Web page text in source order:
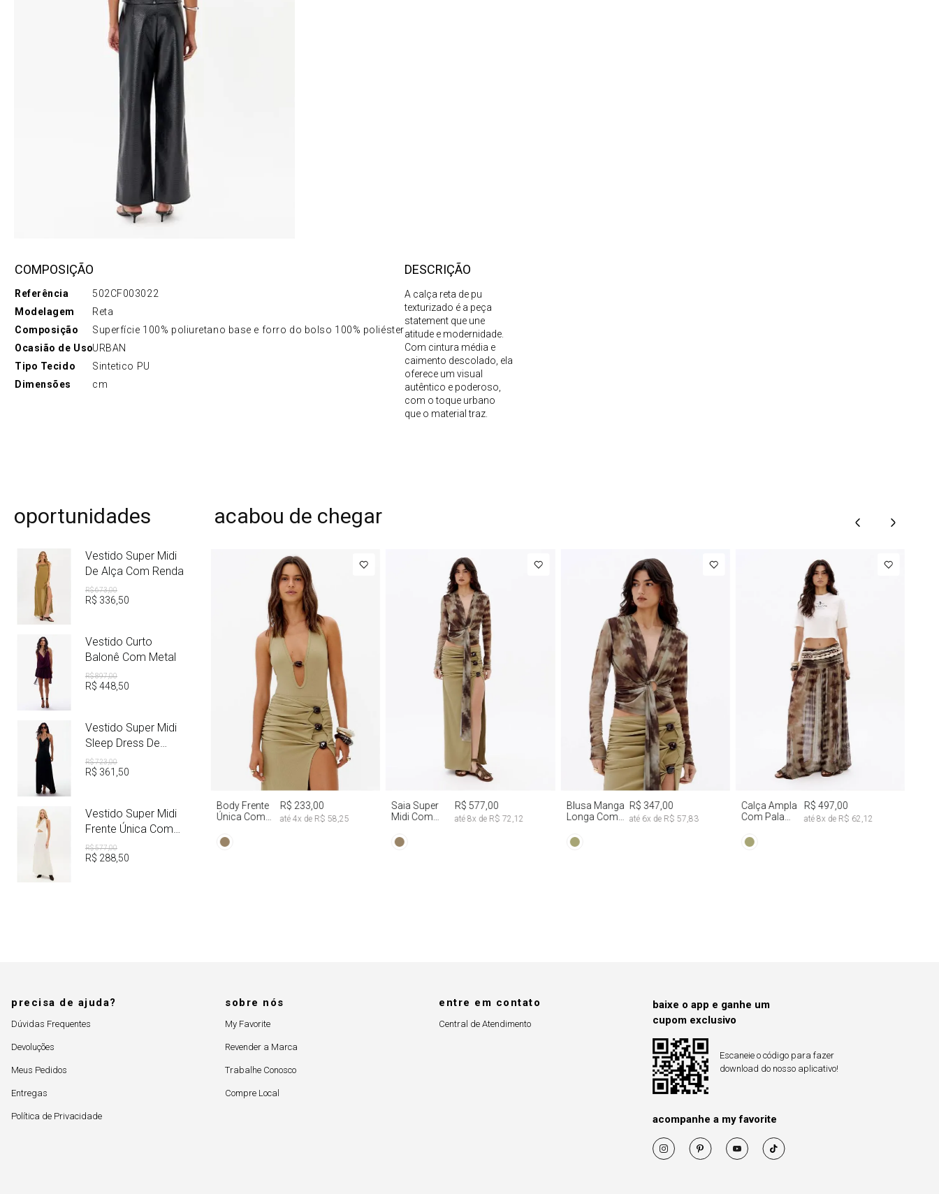
COMPOSIÇÃO
Referência
502CF003022
Modelagem
Reta
Composição
Superfície 100% poliuretano base e forro do bolso 100% poliéster
Ocasião de UsoURBAN
Tipo Tecido
Sintetico PU
Dimensões
cm
DESCRIÇÃO
A calça reta de pu
texturizado é a peça
statement que une
atitude e modernidade.
Com cintura média e
caimento descolado, ela
oferece um visual
autêntico e poderoso,
com o toque urbano
que o material traz.
oportunidades
Vestido Super Midi
De Alça Com Renda
R$673,00
R$ 336 50
Vestido Curto
Balonê Com Metal
R$897,00
R$ 448, 50
Vestido Super Midi
Sleep Dress De
Cetim Com Metal
R$723,00
R$ 361 50
Vestido Super Midi
Frente Única Com
Linho
R$577,00
R$ 288, 50
acabou de chegar
Body Frente
Única Com
R$ 233,00
até 4x de R$ 58,25
M
Saia Super
Midi Com
Lateral
R$ 577,00
até 8x de R$ 72,12
PP M G
Blusa Manga
Longa Com
Dye
R$ 347,00
até 6x de R$ 57,83
M G
Calça Ampla
Com Pala
Dye
R$ 497,00
até8x deR$ 62,12
precisa de ajuda?
Dúvidas Frequentes
Devoluções
Meus Pedidos
Entregas
Política de Privacidade
sobre nós
My Favorite
Revender a Marca
Trabalhe Conosco
Compre Local
entre em contato
Central de Atendimento
baixe o app e ganhe um
cupom exclusivo
Escaneie o código para fazer
download do nosso aplicativo!
acompanhe a my favorite